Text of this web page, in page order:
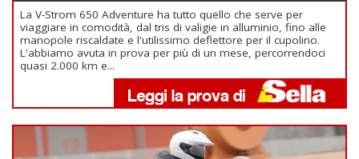
La V-Strom 650 Adventure ha tutto quello che serve per
viaggiare in comodità, dal tris di valigie in alluminio, fino alle
manopole riscaldate e l'utilissimo deflettore per il cupolino.
L'abbiamo avuta in prova per più di un mese, percorrendoci
quasi 2.000 km e...